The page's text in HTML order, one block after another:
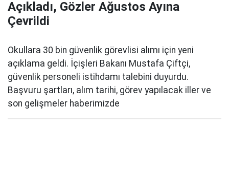
Açıkladı, Gözler Ağustos Ayına
Çevrildi
Okullara 30 bin güvenlik görevlisi alımı için yeni
açıklama geldi. İçişleri Bakanı Mustafa Çiftçi,
güvenlik personeli istihdamı talebini duyurdu.
Başvuru şartları, alım tarihi, görev yapılacak iller ve
son gelişmeler haberimizde